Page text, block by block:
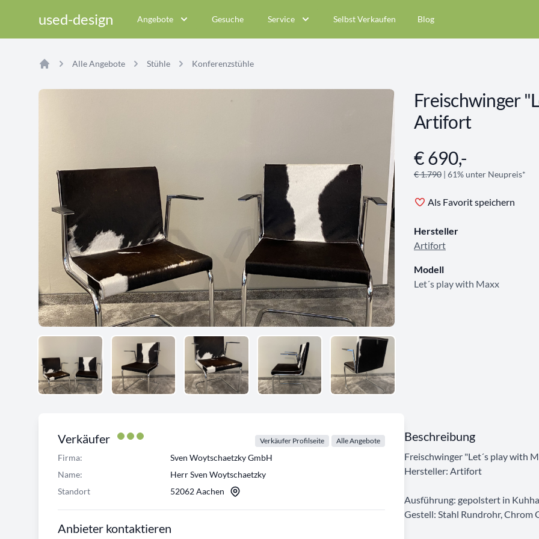
used-design Angebote Gesuche Service Selbst Verkaufen Blog
Alle Angebote Stühle Konferenzstühle
Freischwinger
Artifort
Angebotsinformationen
€ 690,-
€ 1.790 | 61% unter Neupreis*
Als Favorit speichern
Hersteller
Artifort
Modell
Let´s play with Maxx
Verkäufer Verkäufer Profilseite Alle Angebote
Firma:
Sven Woytschaetzky GmbH
Name:
Herr Sven Woytschaetzky
Standort
52062 Aachen
Anbieter kontaktieren
Beschreibung
Freischwinger "Let´s play with
Hersteller: Artifort
Ausführung: gepolstert in
Gestell: Stahl Rundrohr, Chrom